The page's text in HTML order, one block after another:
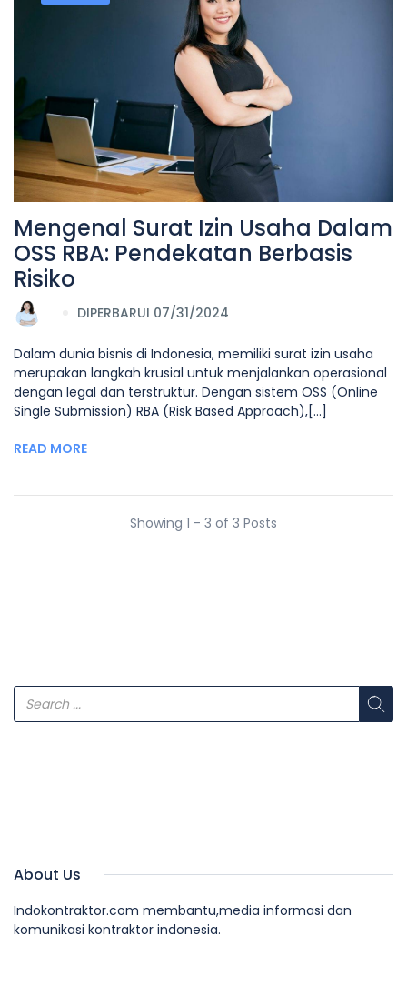
Mengenal Surat Izin Usaha Dalam
OSS RBA: Pendekatan Berbasis
Risiko
DIPERBARUI 07/31/2024
Dalam dunia bisnis di Indonesia, memiliki surat izin usaha
merupakan langkah krusial untuk menjalankan operasional
dengan legal dan terstruktur. Dengan sistem OSS (Online
Single Submission) RBA (Risk Based Approach),[...]
READ MORE
Showing 1 - 3 of 3 Posts
About Us
Indokontraktor.com membantu,media informasi dan
komunikasi kontraktor indonesia.